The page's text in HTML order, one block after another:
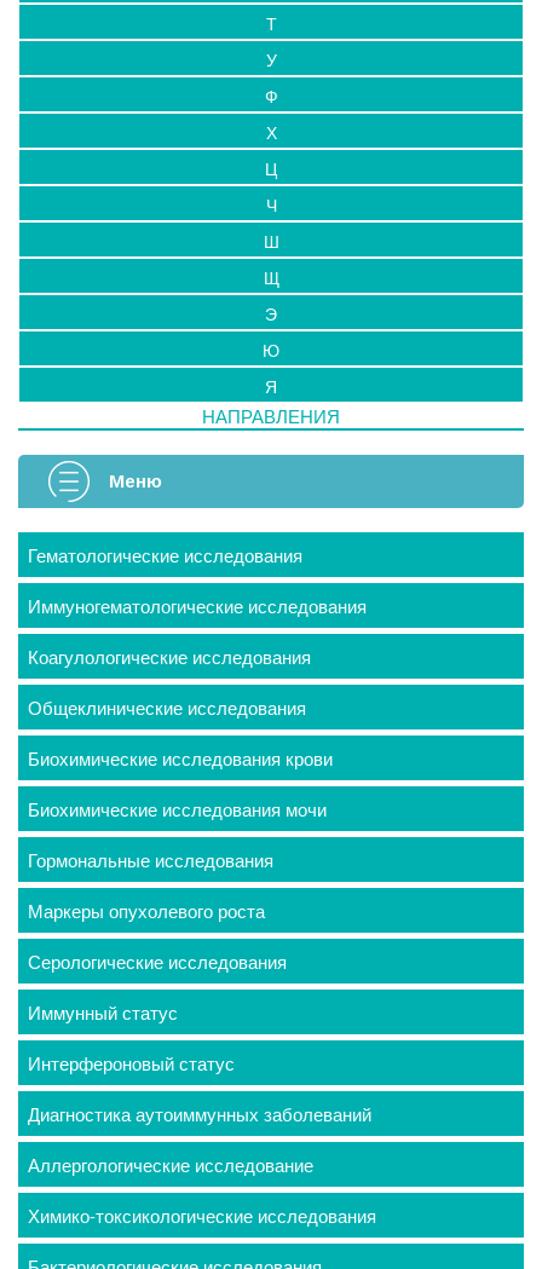
Т
У
Ф
Х
Ц
Ч
Ш
Щ
Э
Ю
Я
НАПРАВЛЕНИЯ
Меню
Гематологические исследования
Иммуногематологические исследования
Коагулологические исследования
Общеклинические исследования
Биохимические исследования крови
Биохимические исследования мочи
Гормональные исследования
Маркеры опухолевого роста
Серологические исследования
Иммунный статус
Интерфероновый статус
Диагностика аутоиммунных заболеваний
Аллергологические исследование
Химико-токсикологические исследования